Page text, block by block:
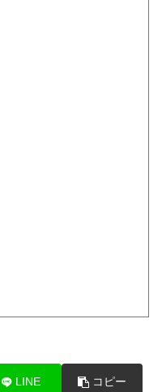
LINE コピー